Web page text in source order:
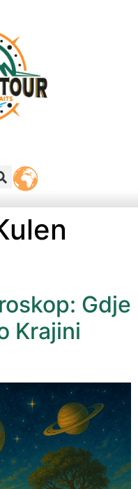
Gdje
Krajini